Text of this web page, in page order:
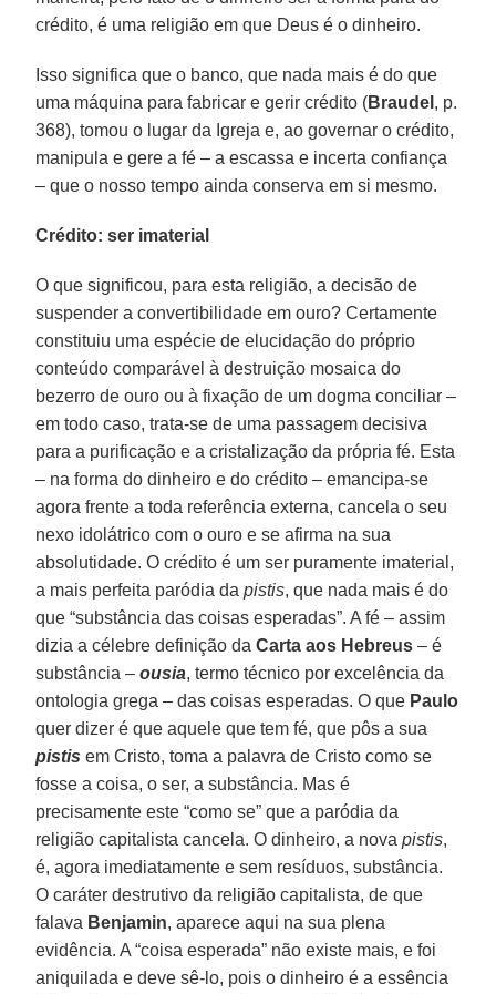
crédito, é uma religião em que Deus é o dinheiro.
Isso significa que o banco, que nada mais é do que
uma máquina para fabricar e gerir crédito (Braudel , p.
368), tomou o lugar da Igreja e, ao governar o crédito,
manipula e gere a fé – a escassa e incerta confiança
– que o nosso tempo ainda conserva em si mesmo.
Crédito: ser imaterial
O que significou, para esta religião, a decisão de
suspender a convertibilidade em ouro? Certamente
constituiu uma espécie de elucidação do próprio
conteúdo comparável à destruição mosaica do
bezerro de ouro ou à fixação de um dogma conciliar –
em todo caso, trata-se de uma passagem decisiva
para a purificação e a cristalização da própria fé. Esta
– na forma do dinheiro e do crédito – emancipa-se
agora frente a toda referência externa, cancela o seu
nexo idolátrico com o ouro e se afirma na sua
absolutidade. O crédito é um ser puramente imaterial,
a mais perfeita paródia dapistis, que nada mais é do
que “substância das coisas esperadas”. A fé – assim
dizia a célebre definição daCarta aos Hebreus – é
substância –ousia, termo técnico por excelência da
ontologia grega – das coisas esperadas. O que Paulo
quer dizer é que aquele que tem fé, que pôs a sua
pistis em Cristo, toma a palavra de Cristo como se
fosse a coisa, o ser, a substância. Mas é
precisamente este “como se” que a paródia da
religião capitalista cancela. O dinheiro, a novapistis,
é, agora imediatamente e sem resíduos, substância.
O caráter destrutivo da religião capitalista, de que
falava Benjamin, aparece aqui na sua plena
evidência. A “coisa esperada” não existe mais, e foi
aniquilada e deve sê-lo, pois o dinheiro é a essência